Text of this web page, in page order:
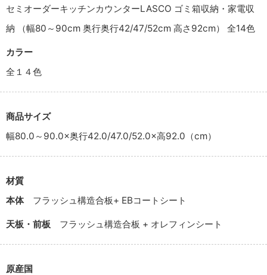
セミオーダーキッチンカウンターLASCO ゴミ箱収納・家電収
納 （幅80～90cm 奥行奥行42/47/52cm 高さ92cm） 全14色
カラー
全１４色
商品サイズ
幅80.0～90.0×奥行42.0/47.0/52.0×高92.0（cm）
材質
本体フラッシュ構造合板+ EBコートシート
天板・前板 フラッシュ構造合板 + オレフィンシート
原産国